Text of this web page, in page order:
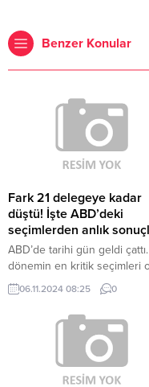
Benzer Konular
Fark 21 delegeye kadar
düştü! İşte ABD’deki
seçimlerden anlık
ABD’de tarihi gün geldi
dönemin en kritik seçimleri
gösterilen yarışta ABD’liler 47.
başkanı belirlemek için sandık
başına gitti. Oy verme ve
işlemi devam ederken,
Cumhuriyetçilerin adayı
Trump ile Demnokratların
Kamala Harris peş peşe iddialı
06.11.2024 08:25 0